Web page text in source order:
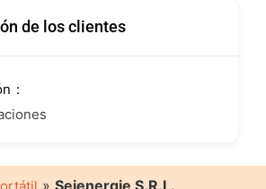
de los clientes
» Seienergie S.R.L.